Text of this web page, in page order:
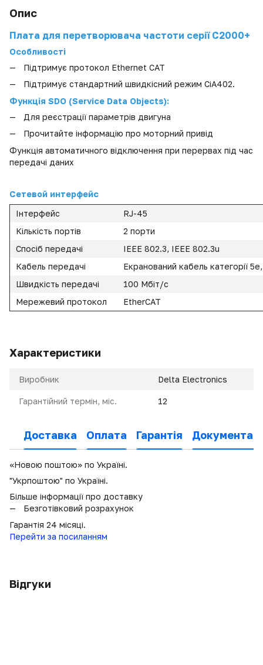
Опис
Плата для перетворювача частоти серії С2000+
Особливості
Підтримує протокол Ethernet CAT
Підтримує стандартний швидкісний режим CiA402.
Функція SDO (Service Data Objects):
Для реєстрації параметрів двигуна
Прочитайте інформацію про моторний привід
Функція автоматичного відключення при перервах під час
передачі даних
Сетевой интерфейс
Інтерфейс
RJ-45
Кількість портів
2 порти
Спосіб передачі
IEEE 802.3, IEEE 802.3u
Кабель передачі
Екранований кабель категорії
Швидкість передачі
100 Мбіт/с
Мережевий протокол
EtherCAT
Характеристики
Виробник Delta Electronics
Гарантійний термін, міс. 12
Доставка Оплата Гарантія
«Новою поштою» по Україні.
"Укрпоштою" по Україні.
Більше інформації про доставку
Безготівковий розрахунок
Гарантія 24 місяці.
Перейти за посиланням
Відгуки